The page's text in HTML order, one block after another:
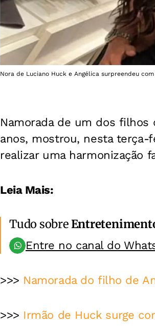
Nora de Luciano Huck e Angélica surpreendeu
Namorada de um dos filhos
anos, mostrou, nesta
realizar uma harmonização
Leia Mais:
Tudo sobre
Entre no canal do
>>> Namorada do filho de
>>> Irmão de Huck surge